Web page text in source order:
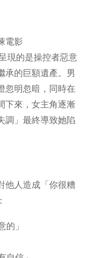
電影
現的是操控者惡意
承的巨額遺產。男
忽明忽暗，同時在
下來，女主角逐漸
調」最終導致她陷
他人造成「你很糟
的」